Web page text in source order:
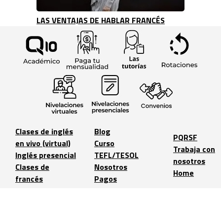
LAS VENTAJAS DE HABLAR FRANCÉS
Clases de inglés
en vivo (virtual)
Inglés presencial
Clases de
francés
Blog
Curso
TEFL/TESOL
Nosotros
Pagos
PQRSF
Trabaja con
nosotros
Home